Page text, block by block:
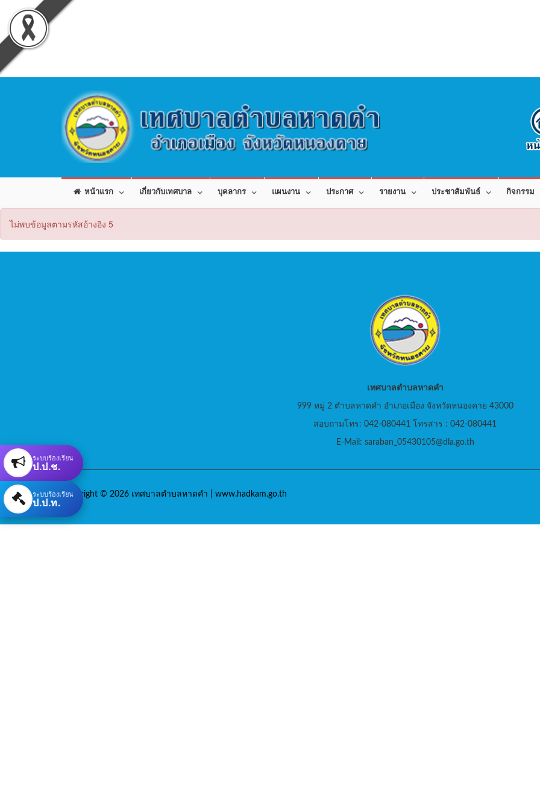
หน้าแรก เกี่ยวกับเทศบาล บุคลากร แผนงาน ประกาศ รายงาน ประชาสัมพันธ์ กิจกรรม
ไม่พบข้อมูลตามรหัสอ้างอิง 5
ระบบร้องเรียน
ป.ป.ช.
ระบบร้องเรียน
ป.ป.ท.
เทศบาลตำบลหาดคำ
999 หมู่ 2 ตำบลหาดคำ อำเภอเมือง จังหวัดหนองคาย 43000
สอบถามโทร: 042-080441 โทรสาร : 042-080441
E-Mail: saraban_05430105@dla.go.th
Copyright © 2026 เทศบาลตำบลหาดคำ | www.hadkam.go.th